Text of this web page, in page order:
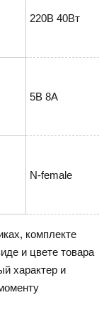
220В 40Вт
5В 8А
N-female
комплекте
и цвете товара
характер и